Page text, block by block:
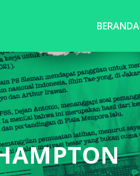
BERANDA